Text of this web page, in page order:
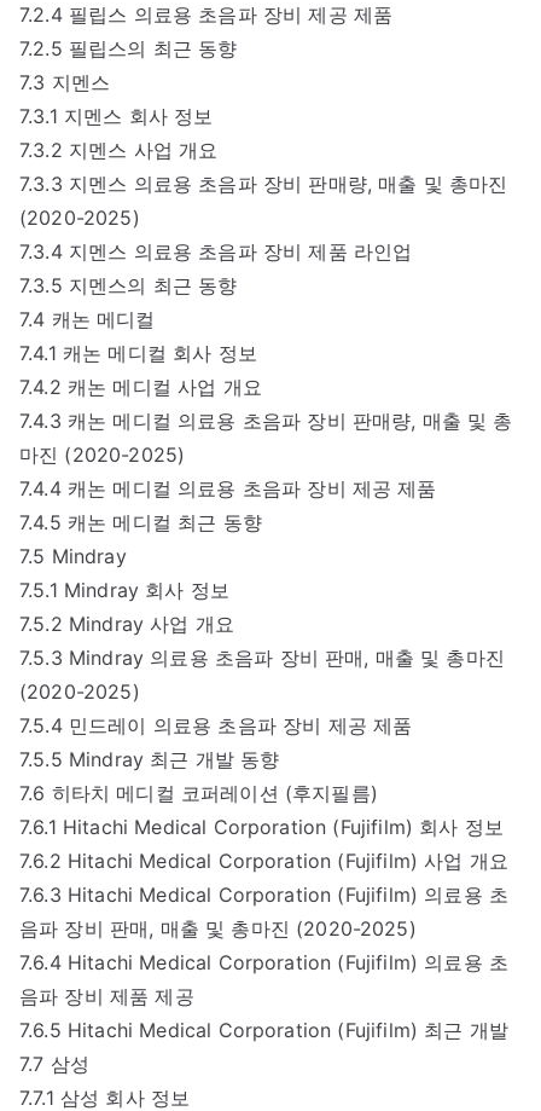
7.2.4 필립스 의료용 초음파 장비 제공 제품
7.2.5 필립스의 최근 동향
7.3 지멘스
7.3.1 지멘스 회사 정보
7.3.2 지멘스 사업 개요
7.3.3 지멘스 의료용 초음파 장비 판매량, 매출 및 총마진
(2020-2025)
7.3.4 지멘스 의료용 초음파 장비 제품 라인업
7.3.5 지멘스의 최근 동향
7.4 캐논 메디컬
7.4.1 캐논 메디컬 회사 정보
7.4.2 캐논 메디컬 사업 개요
7.4.3 캐논 메디컬 의료용 초음파 장비 판매량, 매출 및 총
마진 (2020-2025)
7.4.4 캐논 메디컬 의료용 초음파 장비 제공 제품
7.4.5 캐논 메디컬 최근 동향
7.5 Mindray
7.5.1 Mindray 회사 정보
7.5.2 Mindray 사업 개요
7.5.3 Mindray 의료용 초음파 장비 판매, 매출 및 총마진
(2020-2025)
7.5.4 민드레이 의료용 초음파 장비 제공 제품
7.5.5 Mindray 최근 개발 동향
7.6 히타치 메디컬 코퍼레이션 (후지필름)
7.6.1 Hitachi Medical Corporation (Fujifilm) 회사 정보
7.6.2 Hitachi Medical Corporation (Fujifilm) 사업 개요
7.6.3 Hitachi Medical Corporation (Fujifilm) 의료용 초
음파 장비 판매, 매출 및 총마진 (2020-2025)
7.6.4 Hitachi Medical Corporation (Fujifilm) 의료용 초
음파 장비 제품 제공
7.6.5 Hitachi Medical Corporation (Fujifilm) 최근 개발
7.7 삼성
7.7.1 삼성 회사 정보